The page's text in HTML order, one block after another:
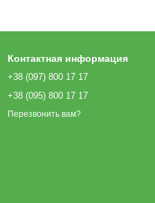
Контактная информация
+38 (097) 800 17 17
+38 (095) 800 17 17
Перезвонить вам?